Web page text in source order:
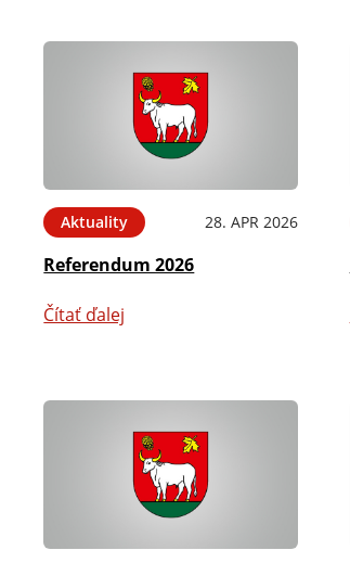
Aktuality 28. APR 2026
Referendum 2026
Čítať ďalej